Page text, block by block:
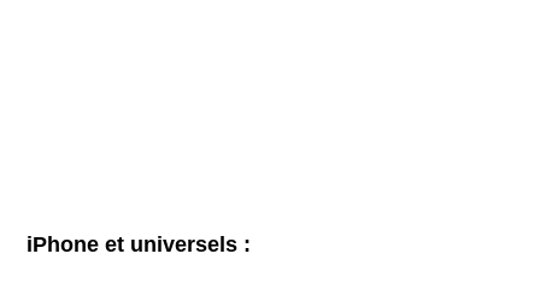
iPhone et universels :